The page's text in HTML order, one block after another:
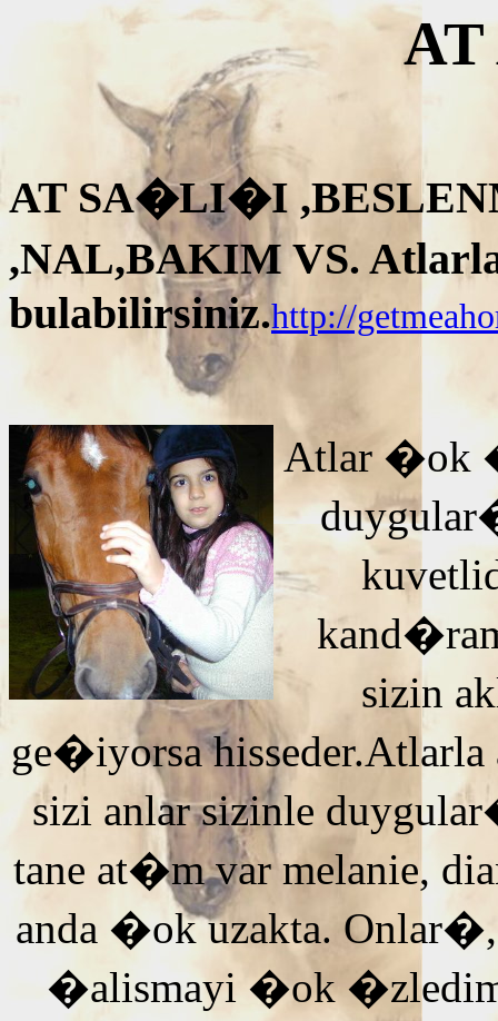
AT SA�LI�I
,NAL,BAKIM VS.
bulabilirsiniz.http://
Atlar �ok
sizin
ge�iyorsa
sizi anlar sizinle
tane at�m var melanie,
anda �ok uzakta.
�alismayi �ok